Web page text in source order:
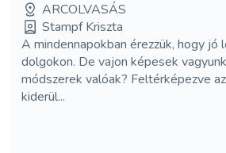
ARCOLVASÁS
Stampf Kriszta
A mindennapokban érezzük, hogy jó
dolgokon. De vajon képesek
módszerek valóak? Feltérképezve
kiderül...